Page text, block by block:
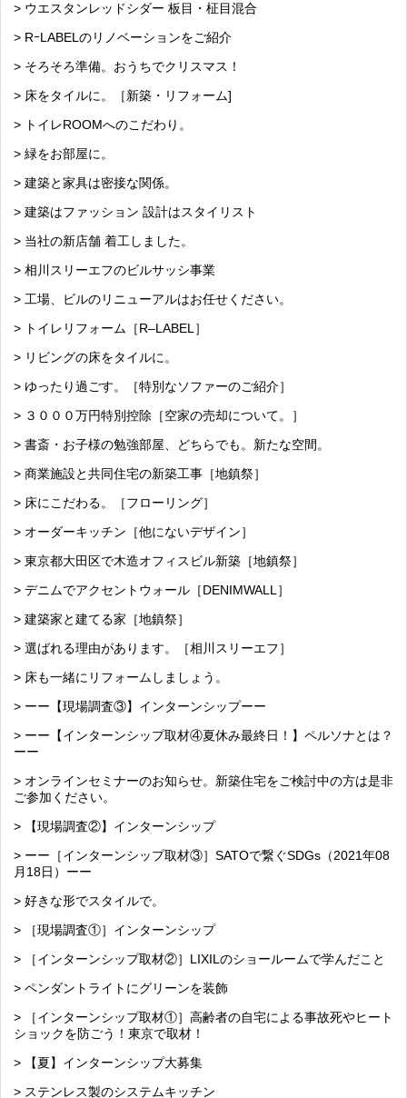
> ウエスタンレッドシダー 板目・柾目混合
> RｰLABELのリノベーションをご紹介
> そろそろ準備。おうちでクリスマス！
> 床をタイルに。［新築・リフォーム]
> トイレROOMへのこだわり。
> 緑をお部屋に。
> 建築と家具は密接な関係。
> 建築はファッション 設計はスタイリスト
> 当社の新店舗 着工しました。
> 相川スリーエフのビルサッシ事業
> 工場、ビルのリニューアルはお任せください。
> トイレリフォーム［R–LABEL］
> リビングの床をタイルに。
> ゆったり過ごす。［特別なソファーのご紹介］
> ３０００万円特別控除［空家の売却について。］
> 書斎・お子様の勉強部屋、どちらでも。新たな空間。
> 商業施設と共同住宅の新築工事［地鎮祭］
> 床にこだわる。［フローリング］
> オーダーキッチン［他にないデザイン］
> 東京都大田区で木造オフィスビル新築［地鎮祭］
> デニムでアクセントウォール［DENIMWALL］
> 建築家と建てる家［地鎮祭］
> 選ばれる理由があります。［相川スリーエフ］
> 床も一緒にリフォームしましょう。
> ーー【現場調査③】インターンシップーー
> ーー【インターンシップ取材④夏休み最終日！】ペルソナとは？
ーー
> オンラインセミナーのお知らせ。新築住宅をご検討中の方は是非
ご参加ください。
> 【現場調査②】インターンシップ
> ーー［インターンシップ取材③］SATOで繋ぐSDGs（2021年08
月18日）ーー
> 好きな形でスタイルで。
> ［現場調査①］インターンシップ
> ［インターンシップ取材②］LIXILのショールームで学んだこと
> ペンダントライトにグリーンを装飾
> ［インターンシップ取材①］高齢者の自宅による事故死やヒート
ショックを防ごう！東京で取材！
> 【夏】インターンシップ大募集
> ステンレス製のシステムキッチン